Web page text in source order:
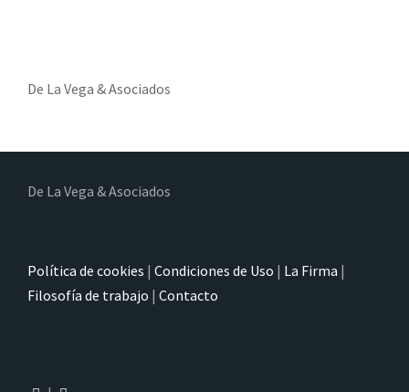
De La Vega & Asociados
De La Vega & Asociados
Política de cookies | Condiciones de Uso | La Firma |
Filosofía de trabajo | Contacto